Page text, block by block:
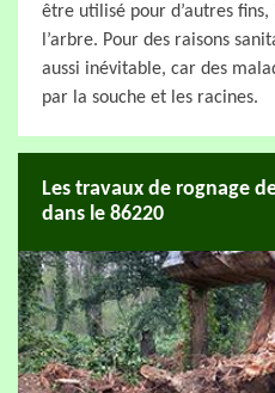
être utilisé pour d’autres
l’arbre. Pour des raisons
aussi inévitable, car des
par la souche et les racines.
Les travaux de rognage
dans le 86220